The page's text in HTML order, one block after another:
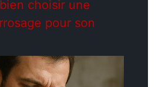
choisir une
pour son